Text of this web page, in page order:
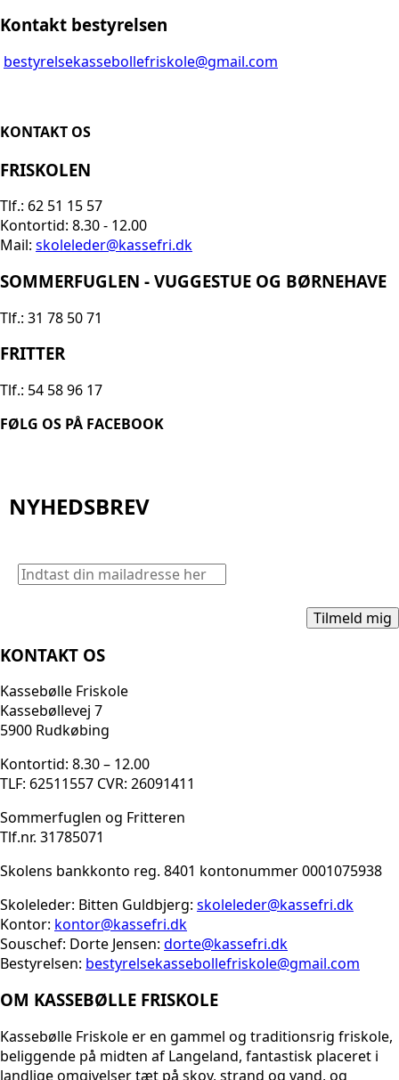
Kontakt bestyrelsen
bestyrelsekassebollefriskole@gmail.com
KONTAKT OS
FRISKOLEN
Tlf.: 62 51 15 57
Kontortid: 8.30 - 12.00
Mail: skoleleder@kassefri.dk
SOMMERFUGLEN - VUGGESTUE OG BØRNEHAVE
Tlf.: 31 78 50 71
FRITTER
Tlf.: 54 58 96 17
FØLG OS PÅ FACEBOOK
NYHEDSBREV
KONTAKT OS
Kassebølle Friskole
Kassebøllevej 7
5900 Rudkøbing
Kontortid: 8.30 – 12.00
TLF: 62511557 CVR: 26091411
Sommerfuglen og Fritteren
Tlf.nr. 31785071
Skolens bankkonto reg. 8401 kontonummer 0001075938
Skoleleder: Bitten Guldbjerg: skoleleder@kassefri.dk
Kontor: kontor@kassefri.dk
Souschef: Dorte Jensen: dorte@kassefri.dk
Bestyrelsen: bestyrelsekassebollefriskole@gmail.com
OM KASSEBØLLE FRISKOLE
Kassebølle Friskole er en gammel og traditionsrig friskole,
beliggende på midten af Langeland, fantastisk placeret i
landlige omgivelser tæt på skov, strand og vand, og